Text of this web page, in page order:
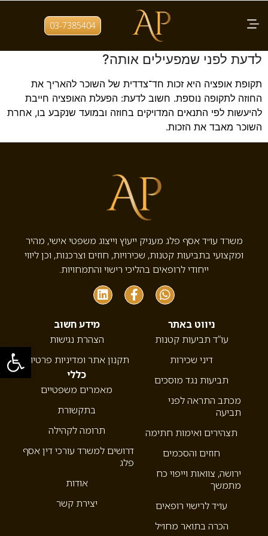
פתח
03-7385404 תגית: תקופת אופציה
מהי תקופת אופציה בחוזה שכירות ומה חשוב
לדעת לפני שמפעילים אותה?
תקופת אופציה היא זכות חד־צדדית של השוכר להאריך את
החוזה לתקופה נוספת. חשוב לדעת: הפעלת האופציה חייבת
להיעשות לפי התנאים המדויקים בחוזה ובמועד שנקבע בו, אחרת
השוכר מאבד את הזכות.
משרד עו״ד אסף פלג מעניק ייעוץ וייצוג משפטי אישי, מהיר
ומקצועי בתביעות קטנות, שכירויות, חוזים וצרכנות, וכן ליווי
ייחודי לרופאים בהליכי רישוי והתמחויות.
ניווט באתר
עו”ד תביעות קטנות
דיני שכירות
תביעות נגד מוסכים
מכתב התראה לפני
תביעה
תצהירים ואימות חתימה
חוזים והסכמים
ירושה, צוואות וייפוי כח
מתמשך
עו״ד לרישוי רופאים
הכרה בתואר מחו״ל
מידע חשוב
הצהרת נגישות
תקנון אתר ומדיניות פרטיות
כללי
מאמרים משפטיים
בתקשורת
תרומה לקהילה
דרושים למשרד עורכי דין אסף
פלג
אודות
יצירת קשר